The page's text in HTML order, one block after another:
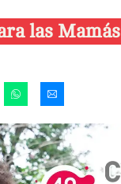
las Mamás